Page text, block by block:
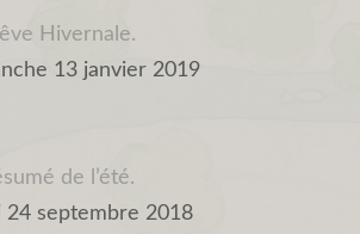
Hivernale.
13 janvier 2019
de l’été.
24 septembre 2018